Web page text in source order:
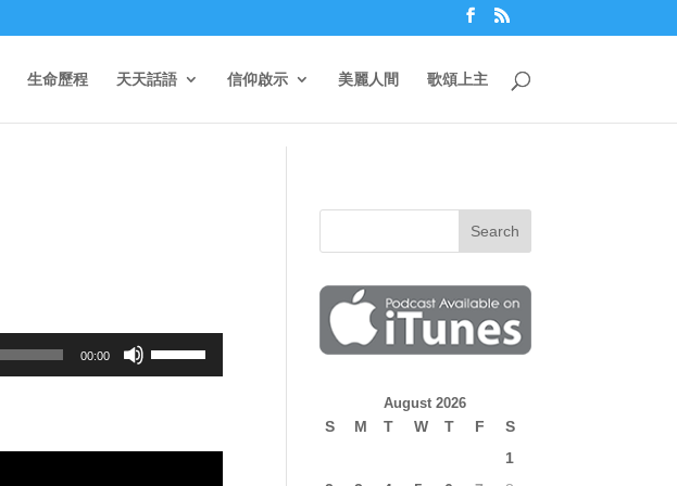
生命歷程 天天話語 信仰啟示 美麗人間 歌頌上主
00:00
August 2026
S M T W T F
S
1